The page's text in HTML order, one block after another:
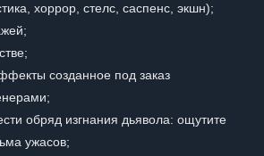
хоррор, стелс, саспенс, экшн);
созданное под заказ
обряд изгнания дьявола: ощутите
ужасов;